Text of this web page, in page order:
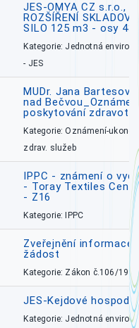
JES-OMYA CZ s.r.o.,
ROZŠÍŘENÍ
SILO 125 m3 - osy
Kategorie: Jednotná
- JES
MUDr. Jana
nad
poskytování
Kategorie: Oznámení-
zdrav. služeb
IPPC - známení o
- Toray Textiles
- Z16
Kategorie: IPPC
Zveřejnění informace
žádost
Kategorie: Zákon č.106/1999
JES-Kejdové
Kategorie: Jednotná